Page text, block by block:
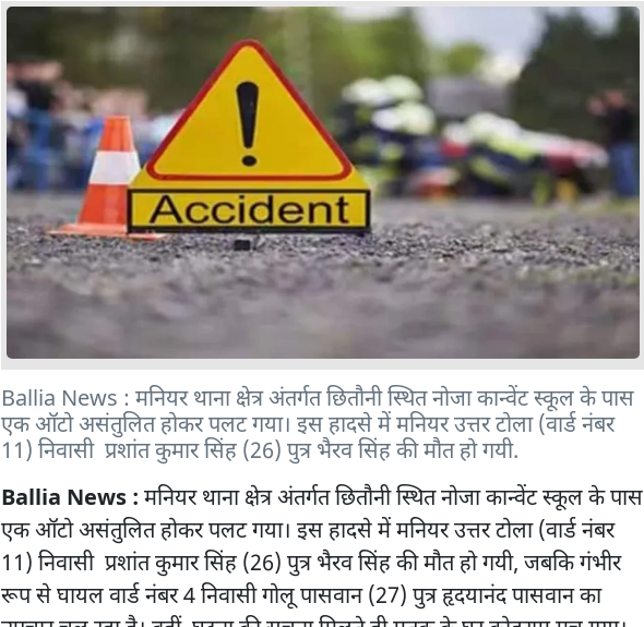
Ballia News : मनियर थाना क्षेत्र अंतर्गत छितौनी स्थित नोजा कान्वेंट स्कूल के पास
एक ऑटो असंतुलित होकर पलट गया। इस हादसे में मनियर उत्तर टोला (वार्ड नंबर
11) निवासी प्रशांत कुमार सिंह (26) पुत्र भैरव सिंह की मौत हो गयी.
Ballia News : मनियर थाना क्षेत्र अंतर्गत छितौनी स्थित नोजा कान्वेंट स्कूल के पास
एक ऑटो असंतुलित होकर पलट गया। इस हादसे में मनियर उत्तर टोला (वार्ड नंबर
11) निवासी प्रशांत कुमार सिंह (26) पुत्र भैरव सिंह की मौत हो गयी, जबकि गंभीर
रूप से घायल वार्ड नंबर 4 निवासी गोलू पासवान (27) पुत्र हृदयानंद पासवान का